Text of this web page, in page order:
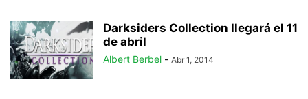
Darksiders Collection llegará el 11
de abril
Albert Berbel - Abr 1, 2014